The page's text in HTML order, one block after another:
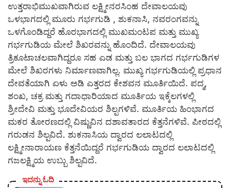
ಉತ್ತರಾಭಿಮುಖವಾಗಿರುವ ಲಕ್ಷ್ಮೀನರಸಿಂಹ ದೇವಾಲಯವು
ಒಳಭಾಗದಲ್ಲಿ ಮೂರು ಗರ್ಭಗುಡಿ , ಶುಕನಾಸಿ, ನವರಂಗವನ್ನು
ಒಳಗೊಂಡಿದ್ದರೆ ಹೊರಭಾಗದಲ್ಲಿ ಮುಖಮಂಟಪ ಮತ್ತು ಮುಖ್ಯ
ಗರ್ಭಗುಡಿಯ ಮೇಲೆ ಶಿಖರವನ್ನು ಹೊಂದಿದೆ. ದೇವಾಲಯವು
ತ್ರಿಕೂಟಾಚಲವಾಗಿದ್ದರೂ ಸಹ ಎಡ ಮತ್ತು ಬಲ ಭಾಗದ ಗರ್ಭಗುಡಿಗಳ
ಮೇಲೆ ಶಿಖರಗಳು ನಿರ್ಮಾಣವಾಗಿಲ್ಲ. ಮುಖ್ಯ ಗರ್ಭಗುಡಿಯಲ್ಲಿ ಪ್ರಧಾನ
ದೇವತೆಯಾಗಿ ಏಳು ಅಡಿ ಎತ್ತರದ ಕೇಶವನ ಮೂರ್ತಿಯಿದೆ. ಪದ್ಮ,
ಶಂಖ, ಚಕ್ರ ಮತ್ತು ಗದಾಧಾರಿಯಾದ ಮೂರ್ತಿಯ ಇಕ್ಕೆಲಗಳಲ್ಲಿ
ಶ್ರೀದೇವಿ ಮತ್ತು ಭೂದೇವಿಯರ ಶಿಲ್ಪಗಳಿವೆ. ಮೂರ್ತಿಯ ಹಿಂಭಾಗದ
ಮಕರ ತೋರಣದಲ್ಲಿ ವಿಷ್ಣುವಿನ ದಶಾವತಾರದ ಕೆತ್ತನೆಗಳಿವೆ. ಪೀಠದಲ್ಲಿ
ಗರುಡನ ಶಿಲ್ಪವಿದೆ. ಶುಕನಾಸಿಯ ದ್ವಾರದ ಲಲಾಟದಲ್ಲಿ
ಲಕ್ಷ್ಮೀನಾರಾಯಣ ಕೆತ್ತನೆಯಿದ್ದರೆ ಗರ್ಭಗುಡಿಯ ದ್ವಾರದ ಲಲಾಟದಲ್ಲಿ
ಗಜಲಕ್ಷ್ಮಿಯ ಉಬ್ಬು ಶಿಲ್ಪವಿದೆ.
ಇದನ್ನು ಓದಿ